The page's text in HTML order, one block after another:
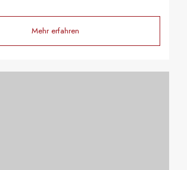
Mehr erfahren